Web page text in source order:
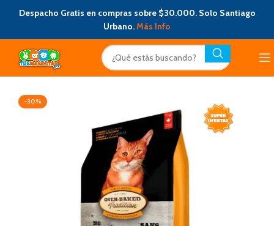
Despacho Gratis en compras sobre $30.000. Solo Santiago
Urbano.Más Info
-30%